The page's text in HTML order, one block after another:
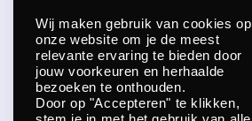
Service
Openingstijden
Contact
Wij maken gebruik van cookies op
onze website om je de meest
relevante ervaring te bieden door
jouw voorkeuren en herhaalde
bezoeken te onthouden.
Door op "Accepteren" te klikken,